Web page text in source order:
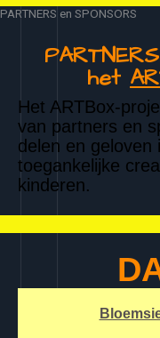
PARTNERS en SPONSORS
het
Het ARTBox-
van partners en
delen en geloven
toegankelijke
kinderen.